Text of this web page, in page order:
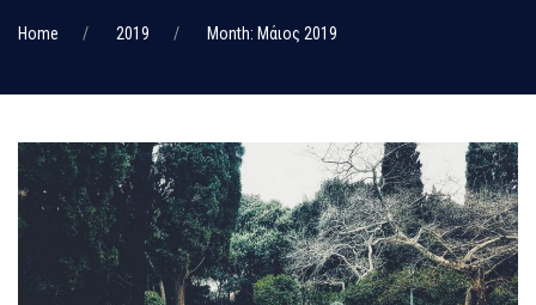
Home 2019 Month: Μάιος 2019